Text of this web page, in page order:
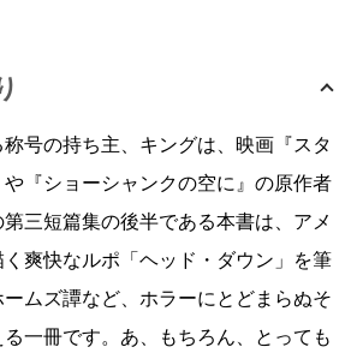
称号の持ち主、キングは、映画『スタ
『ショーシャンクの空に』の原作者
三短篇集の後半である本書は、アメ
く爽快なルポ「ヘッド・ダウン」を筆
ムズ譚など、ホラーにとどまらぬそ
一冊です。あ、もちろん、とっても